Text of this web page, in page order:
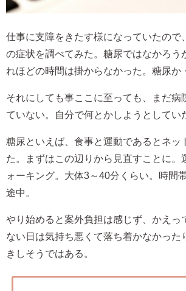
仕事に支障をきたす様になっていたので
の症状を調べてみた。糖尿ではなかろう
れほどの時間は掛からなかった。糖尿か
それにしても事ここに至っても、まだ病
ていない。自分で何とかしようとしてい
糖尿といえば、食事と運動であるとネッ
た。まずはこの辺りから見直すことに。
ォーキング。大体3～40分くらい。時間
途中。
やり始めると案外負担は感じず、かえっ
ない日は気持ち悪くて落ち着かなかった
きしそうではある。